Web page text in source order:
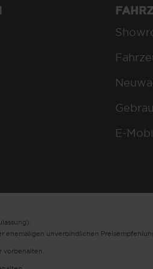
E-
unverbindlichen
vorbehalten.